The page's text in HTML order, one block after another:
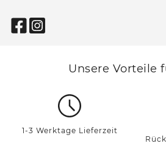
Unsere Vorteile
1-3 Werktage Lieferzeit